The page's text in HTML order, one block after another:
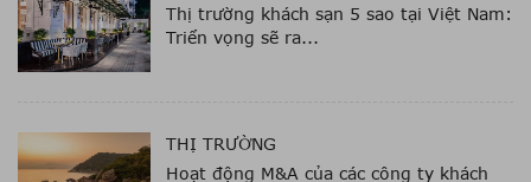
Ghé thăm Malaysia để cùng khám
phá tinh hoa Châu Á
24/07/2018
Thị trường khách sạn 5 sao tại Việt Nam:
Triển vọng sẽ ra...
THỊ TRƯỜNG
Hoạt động M&A của các công ty khách